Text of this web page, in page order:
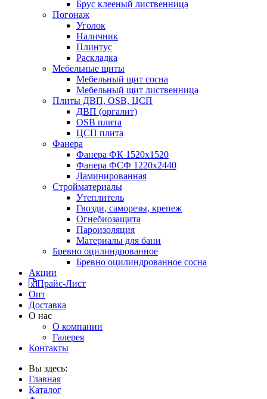
Брус клееный лиственница
Погонаж
Уголок
Наличник
Плинтус
Раскладка
Мебельные щиты
Мебельный щит сосна
Мебельный щит лиственница
Плиты ДВП, OSB, ЦСП
ДВП (оргалит)
OSB плита
ЦСП плита
Фанера
Фанера ФК 1520x1520
Фанера ФСФ 1220x2440
Ламинированная
Стройматериалы
Утеплитель
Гвозди, саморезы, крепеж
Огнебиозащита
Пароизоляция
Материалы для бани
Бревно оцилиндрованное
Бревно оцилиндрованное сосна
Акции
Прайс-Лист
Опт
Доставка
О нас
О компании
Галерея
Контакты
Вы здесь:
Главная
Каталог